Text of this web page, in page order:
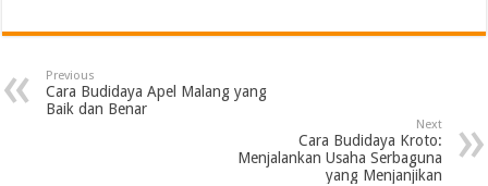
Previous
Cara Budidaya Apel Malang yang
Baik dan Benar
Next
Cara Budidaya Kroto:
Menjalankan Usaha Serbaguna
yang Menjanjikan